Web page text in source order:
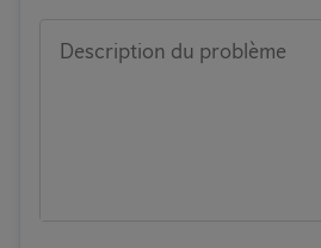
Description du problème